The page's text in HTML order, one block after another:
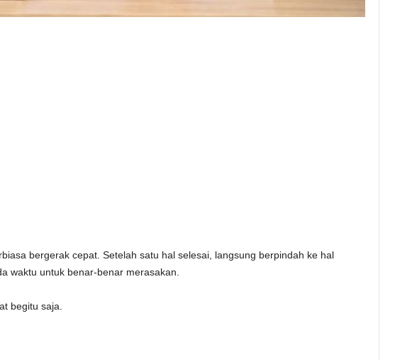
bergerak cepat. Setelah satu hal selesai, langsung berpindah ke hal
waktu untuk benar-benar merasakan.
begitu saja.